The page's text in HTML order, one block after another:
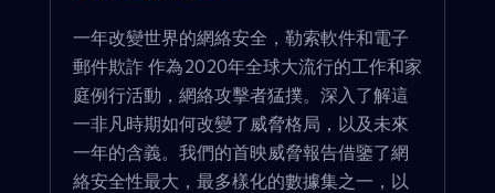
一年改變世界的網絡安全，勒索軟件和電子
郵件欺詐 作為2020年全球大流行的工作和家
庭例行活動，網絡攻擊者猛撲。深入了解這
一非凡時期如何改變了威脅格局，以及未來
一年的含義。我們的首映威脅報告借鑒了網
絡安全性最大，最多樣化的數據集之一，以